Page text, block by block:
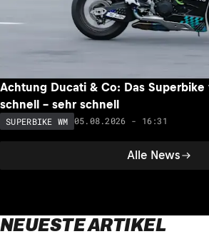
Alle News
Achtung Ducati & Co: Das Superbike
schnell – sehr schnell
SUPERBIKE WM 05.08.2026 - 16:31
NEUESTE ARTIKEL